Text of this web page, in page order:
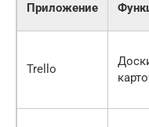
Приложение
Trello